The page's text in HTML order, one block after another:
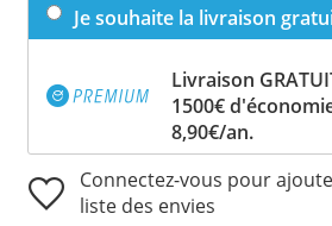
Je souhaite la livraison
Livraison
1500€
8,90€/an.
Connectez-vous pour
liste des envies